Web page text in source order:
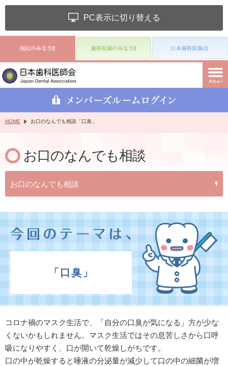
PC表示に切り替える
HOME お口のなんでも相談「口臭」
お口のなんでも相談
お口のなんでも相談
「口臭」
コロナ禍のマスク生活で、「自分の口臭が気になる」方が少な
くないかもしれません。マスク生活ではその息苦しさから口呼
吸になりやすく、口が開いて乾燥しがちです。
口の中が乾燥すると唾液の分泌量が減少して口の中の細菌が増